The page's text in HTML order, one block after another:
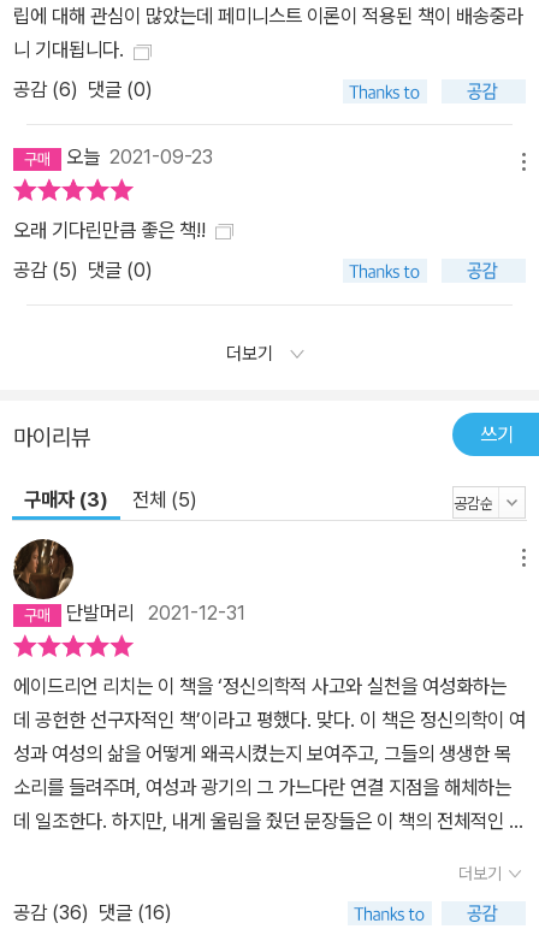
립에 대해 관심이 많았는데 페미니스트 이론이 적용된 책이 배송중라
니 기대됩니다.
공감 (6) 댓글 (0)
오늘 2021-09-23
오래 기다린만큼 좋은 책!!
공감 (5) 댓글 (0)
더보기
마이리뷰 쓰기
구매자 (3) 전체 (5)
단발머리 2021-12-31
에이드리언 리치는 이 책을 ‘정신의학적 사고와 실천을 여성화하는
데 공헌한 선구자적인 책’이라고 평했다. 맞다. 이 책은 정신의학이 여
성과 여성의 삶을 어떻게 왜곡시켰는지 보여주고, 그들의 생생한 목
소리를 들려주며, 여성과 광기의 그 가느다란 연결 지점을 해체하는
데 일조한다. 하지만, 내게 울림을 줬던 문장들은 이 책의 전체적인 맥
회적으로 중요하다. 그래서 서로에게 너무 많이 바라는 경향이 있다.
여성들 사이에서 가장 하찮은 실수, 가장 사소한 실망은 종종 확대되
더보기
공감 (36) 댓글 (16)